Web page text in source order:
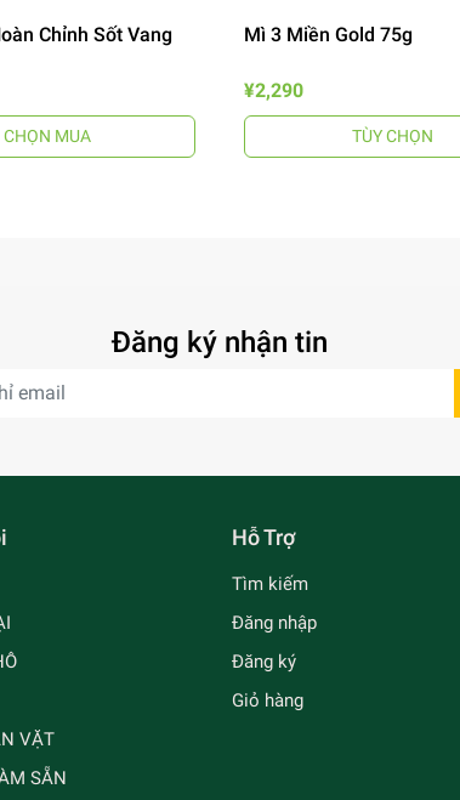
Chỉnh Sốt Vang
CHỌN MUA
Mì 3 Miền Gold 75g
¥2,290
TÙY CHỌN
Đăng ký nhận tin
VẶT
SẴN
Hỗ Trợ
Tìm kiếm
Đăng nhập
Đăng ký
Giỏ hàng